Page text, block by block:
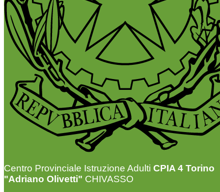
Centro Provinciale Istruzione Adulti CPIA 4 Torino
"Adriano Olivetti" CHIVASSO